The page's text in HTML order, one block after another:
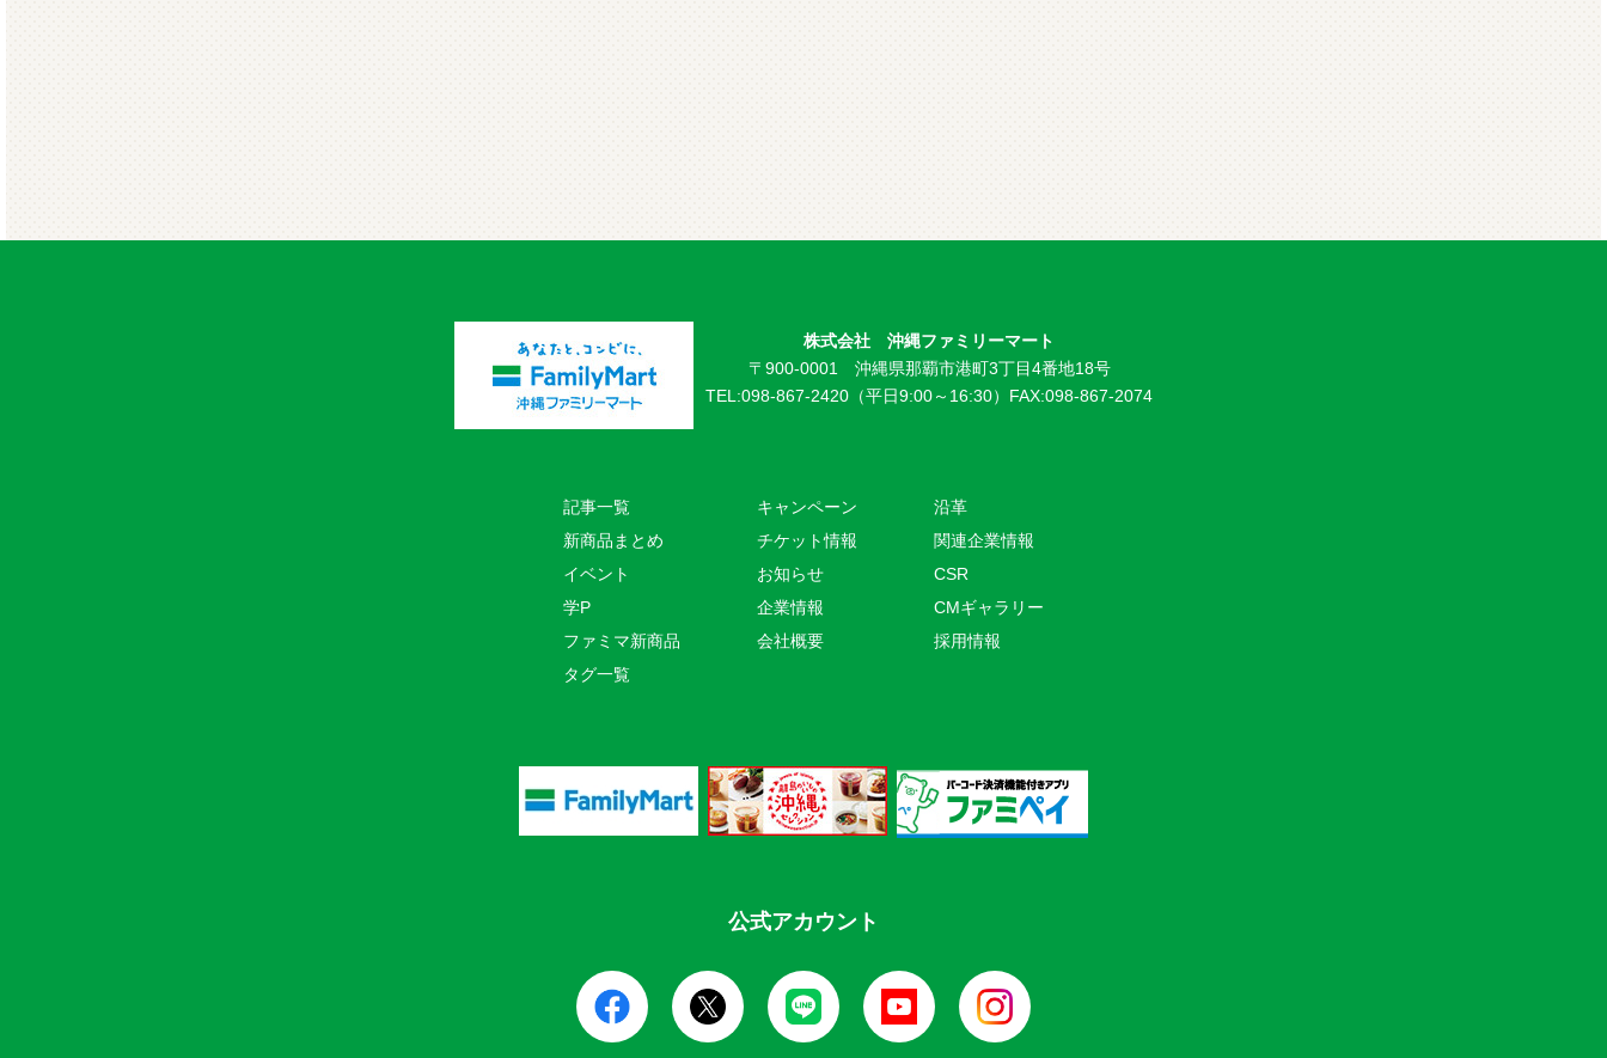
株式会社 沖縄ファミリーマート
〒900-0001 沖縄県那覇市港町3丁目4番地18号
TEL:098-867-2420（平日9:00～16:30） FAX:098-867-2074
記事一覧
新商品まとめ
イベント
学P
ファミマ新商品
タグ一覧
キャンペーン
チケット情報
お知らせ
企業情報
会社概要
沿革
関連企業情報
CSR
CMギャラリー
採用情報
公式アカウント